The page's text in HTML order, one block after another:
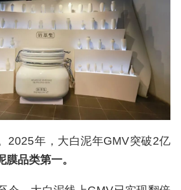
集做出关键决定：回归“美自根源
聚焦中医中草药与古方智慧。大
验田——从“外清浊、内养白”的功
升级、美白特证获取，再到“三明
率，内容营销也大胆创新。